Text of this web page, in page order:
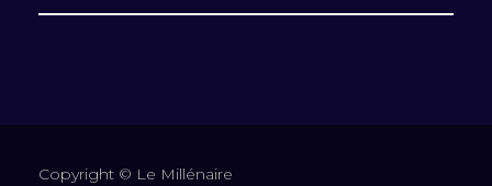
Copyright © Le Millénaire